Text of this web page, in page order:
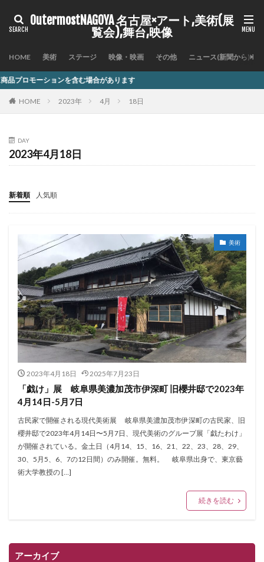
OutermostNAGOYA 名古屋×アート,美術(展
覧会),舞台,映像
HOME 美術 ステージ 映像・映画 その他 ニュース(新聞から)
含む場合があります
HOME 2023年 4月 18日
DAY
2023年4月18日
新着順 人気順
美術
2023年4月18日 2025年7月23日
「戯け」展 岐阜県美濃加茂市伊深町 旧櫻井邸で2023年
4月14日-5月7日
古民家で開催される現代美術展 岐阜県美濃加茂市伊深町の古民家、旧
櫻井邸で2023年4月14日〜5月7日、現代美術のグループ展「戯たわけ」
が開催されている。金土日（4月14、15、16、21、22、23、28、29、
30、5月5、6、7の12日間）のみ開催。無料。 岐阜県出身で、東京藝
術大学教授の […]
続きを読む
アーカイブ